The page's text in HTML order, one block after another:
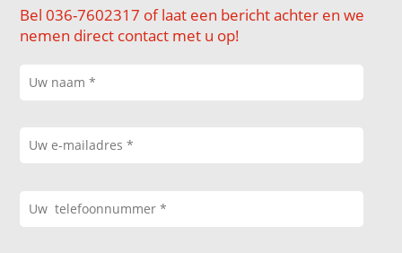
Bel 036-7602317 of laat een bericht achter en we
nemen direct contact met u op!